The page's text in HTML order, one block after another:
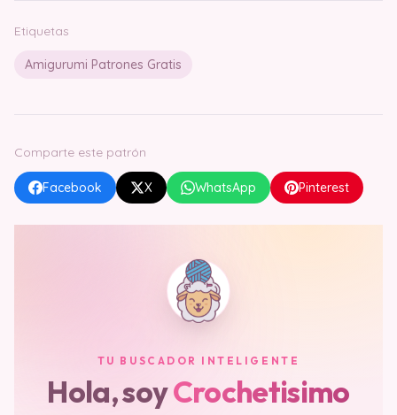
Etiquetas
Amigurumi Patrones Gratis
Comparte este patrón
Facebook X WhatsApp Pinterest
TU BUSCADOR INTELIGENTE
Hola, soyCrochetisimo